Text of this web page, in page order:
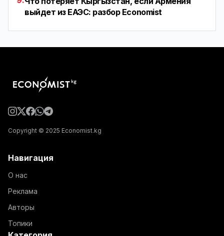
выйдет из ЕАЭС: разбор Economist
Copyright © 2025 Economist.kg
Навигация
О нас
Реклама
Авторы
Топики